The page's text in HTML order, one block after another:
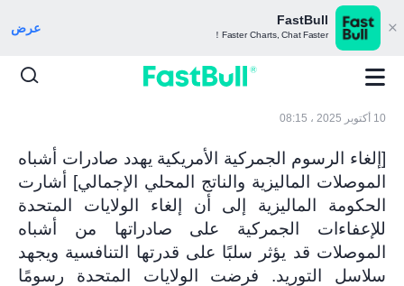
FastBull
Faster Charts, Chat Faster！ عرض
10 أكتوبر 2025 ، 08:15
[إلغاء الرسوم الجمركية الأمريكية يهدد صادرات أشباه
الموصلات الماليزية والناتج المحلي الإجمالي] أشارت
الحكومة الماليزية إلى أن إلغاء الولايات المتحدة
للإعفاءات الجمركية على صادراتها من أشباه
الموصلات قد يؤثر سلبًا على قدرتها التنافسية ويجهد
سلاسل التوريد. فرضت الولايات المتحدة رسومًا